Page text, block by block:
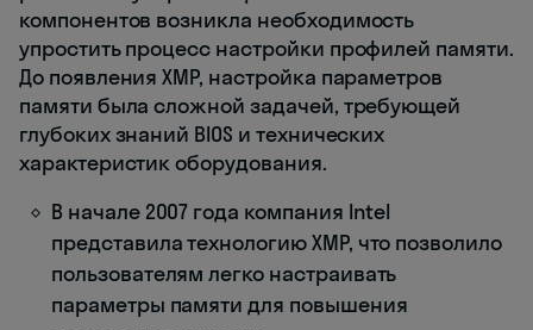
компонентов возникла необходимость
упростить процесс настройки профилей памяти.
До появления XMP, настройка параметров
памяти была сложной задачей, требующей
глубоких знаний BIOS и технических
характеристик оборудования.
В начале 2007 года компания Intel
представила технологию XMP, что позволило
пользователям легко настраивать
параметры памяти для повышения